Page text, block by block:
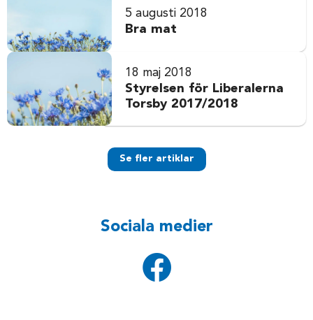
5 augusti 2018
Bra mat
18 maj 2018
Styrelsen för Liberalerna
Torsby 2017/2018
Se fler artiklar
Sociala medier